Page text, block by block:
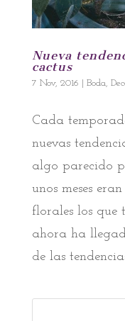
Nueva
cactus
7 Nov, 2016 Boda,
Cada
nuevas
algo parecido
unos meses
florales los que
ahora ha
de las